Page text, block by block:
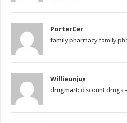
PorterCer
family pharmacyfamily
Willieunjug
drugmart:discount drugs